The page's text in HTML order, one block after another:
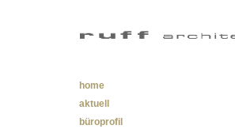
home
aktuell
büroprofil